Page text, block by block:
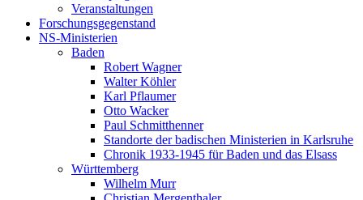
Veranstaltungen
Forschungsgegenstand
NS-Ministerien
Baden
Robert Wagner
Walter Köhler
Karl Pflaumer
Otto Wacker
Paul Schmitthenner
Standorte der badischen Ministerien in Karlsruhe
Chronik 1933-1945 für Baden und das Elsass
Württemberg
Wilhelm Murr